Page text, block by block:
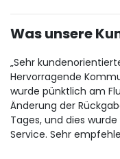
Was unsere
„Sehr
Hervorragende
wurde pünktlich am
Änderung der
Tages, und dies
Service. Sehr